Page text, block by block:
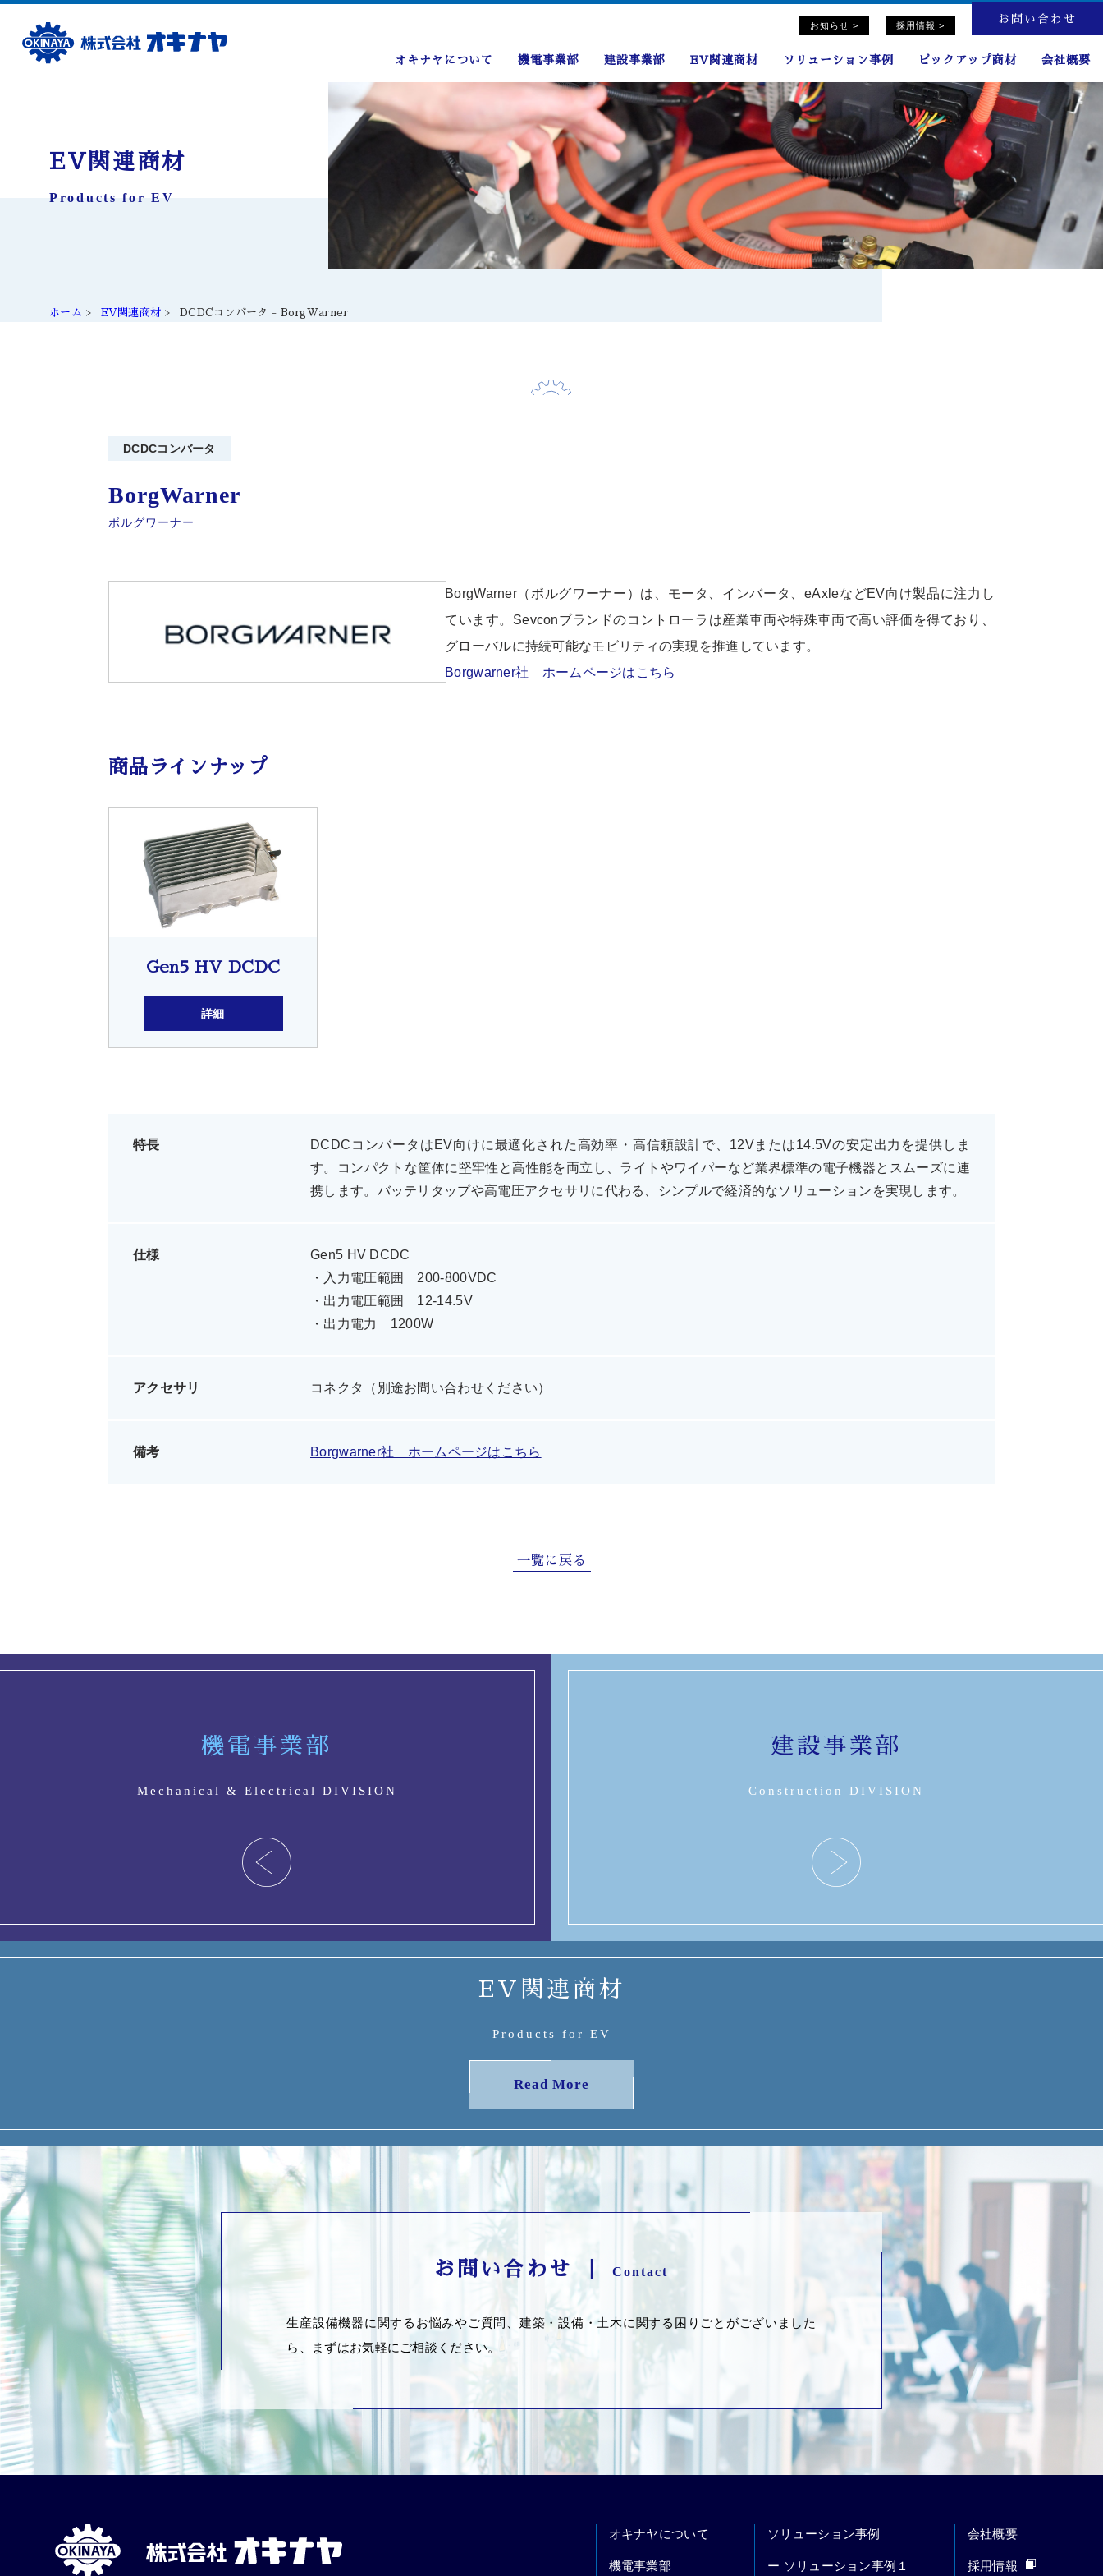
お知らせ > 採用情報 >
お問い合わせ
オキナヤについて 機電事業部 建設事業部 EV関連商材 ソリューション事例 ピックアップ商材 会社概要
EV関連商材
Products for EV
ホーム EV関連商材 DCDCコンバータ - BorgWarner
DCDCコンバータ
BorgWarner
ボルグワーナー
BorgWarner（ボルグワーナー）は、モータ、インバータ、eAxleなどEV向け製品に注力し
ています。Sevconブランドのコントローラは産業車両や特殊車両で高い評価を得ており、
グローバルに持続可能なモビリティの実現を推進しています。
Borgwarner社 ホームページはこちら
商品ラインナップ
Gen5 HV DCDC
詳細
特長
DCDCコンバータはEV向けに最適化された高効率・高信頼設計で、12Vまたは14.5Vの安定出力を提供しま
す。コンパクトな筐体に堅牢性と高性能を両立し、ライトやワイパーなど業界標準の電子機器とスムーズに連
携します。バッテリタップや高電圧アクセサリに代わる、シンプルで経済的なソリューションを実現します。
仕様
Gen5 HV DCDC
・入力電圧範囲 200-800VDC
・出力電圧範囲 12-14.5V
・出力電力 1200W
アクセサリ コネクタ（別途お問い合わせください）
備考 Borgwarner社 ホームページはこちら
一覧に戻る
機電事業部
Mechanical & Electrical DIVISION
建設事業部
Construction DIVISION
EV関連商材
Products for EV
Read More
お問い合わせ ｜ Contact
生産設備機器に関するお悩みやご質問、建築・設備・土木に関する困りごとがございました
ら、まずはお気軽にご相談ください。
オキナヤについて
機電事業部
ソリューション事例
ー ソリューション事例１
会社概要
採用情報